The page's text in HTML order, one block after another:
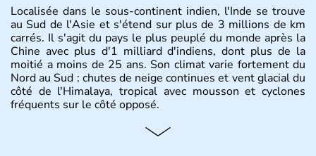
Localisée dans le sous-continent indien, l'Inde se trouve
au Sud de l'Asie et s'étend sur plus de 3 millions de km
carrés. Il s'agit du pays le plus peuplé du monde après la
Chine avec plus d'1 milliard d'indiens, dont plus de la
moitié a moins de 25 ans. Son climat varie fortement du
Nord au Sud : chutes de neige continues et vent glacial du
côté de l'Himalaya, tropical avec mousson et cyclones
fréquents sur le côté opposé.
Histoire et administration